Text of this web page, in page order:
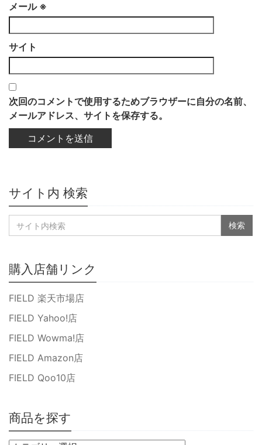
メール ※
サイト
次回のコメントで使用するためブラウザーに自分の名前、
メールアドレス、サイトを保存する。
サイト内 検索
購入店舗リンク
FIELD 楽天市場店
FIELD Yahoo!店
FIELD Wowma!店
FIELD Amazon店
FIELD Qoo10店
商品を探す